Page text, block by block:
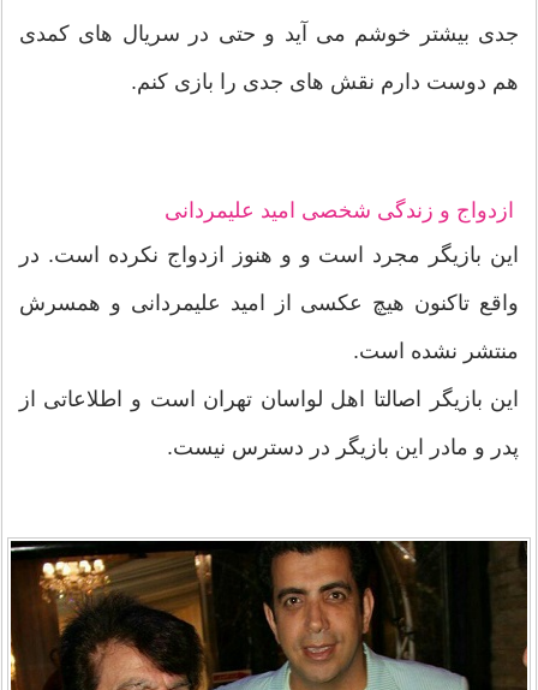
جدی بیشتر خوشم می آید و حتی در سریال های کمدی
هم دوست دارم نقش های جدی را بازی کنم.
ازدواج و زندگی شخصی امید علیمردانی
این بازیگر مجرد است و و هنوز ازدواج نکرده است. در
واقع تاکنون هیچ عکسی از امید علیمردانی و همسرش
منتشر نشده است.
این بازیگر اصالتا اهل لواسان تهران است و اطلاعاتی از
پدر و مادر این بازیگر در دسترس نیست.